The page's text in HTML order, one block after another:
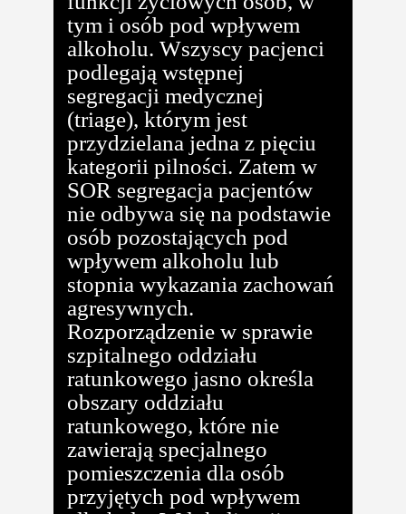
tym i osób pod wpływem
alkoholu. Wszyscy pacjenci
podlegają wstępnej
segregacji medycznej
(triage), którym jest
przydzielana jedna z pięciu
kategorii pilności. Zatem w
SOR segregacja pacjentów
nie odbywa się na podstawie
osób pozostających pod
wpływem alkoholu lub
stopnia wykazania zachowań
agresywnych.
Rozporządzenie w sprawie
szpitalnego oddziału
ratunkowego jasno określa
obszary oddziału
ratunkowego, które nie
zawierają specjalnego
pomieszczenia dla osób
przyjętych pod wpływem